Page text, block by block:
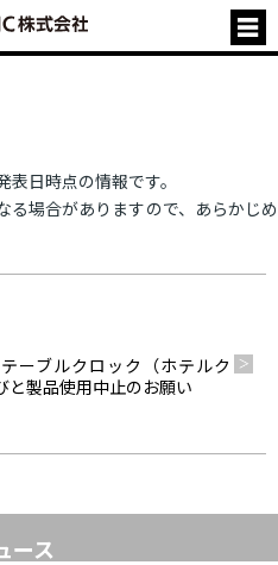
日時点の情報です。
る場合がありますので、あらかじめ
ーブルクロック（ホテルク
と製品使用中止のお願い
ース